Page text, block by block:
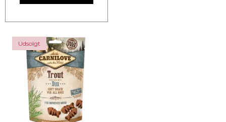
Udsolgt